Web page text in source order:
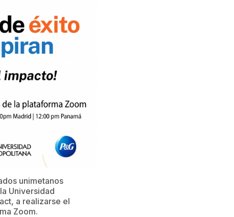
unimetanos
Universidad
a realizarse el
Zoom.